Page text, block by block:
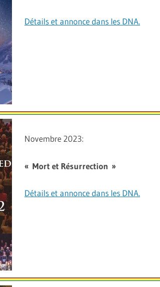
Détails et annonce dans les DNA.
Novembre 2023:
« Mort et Résurrection »
Détails et annonce dans les DNA.